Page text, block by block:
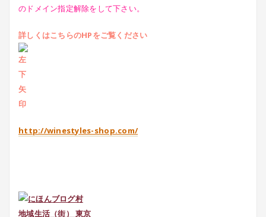
のドメイン指定解除をして下さい。
詳しくはこちらのHPをご覧ください
http://winestyles-shop.com/